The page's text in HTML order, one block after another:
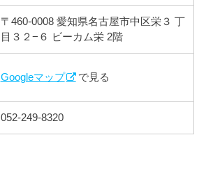
〒460-0008 愛知県名古屋市中区栄３ 丁
目３２−６ ビーカム栄 2階
Googleマップ で見る
052-249-8320